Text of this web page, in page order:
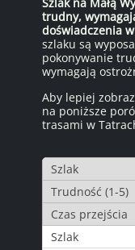
Szlak na Małą
trudny,
doświadczenia
szlaku są
pokonywanie
wymagają
Aby lepiej
na poniższe
trasami w